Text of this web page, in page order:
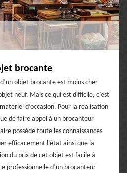
brocante
objet brocante est moins cher
neuf. Mais ce qui est difficile, c’est
d’occasion. Pour la réalisation
de faire appel à un brocanteur
possède toute les connaissances
efficacement l’état ainsi que la
du prix de cet objet est facile à
professionnelle d’un brocanteur